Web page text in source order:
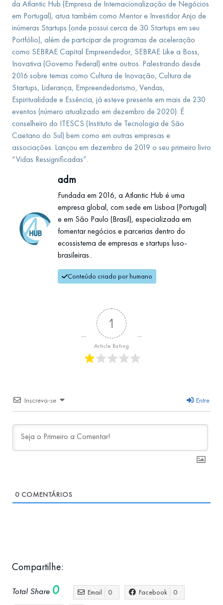
da Atlantic Hub (Empresa de Internacionalização de Negócios
em Portugal), atua também como Mentor e Investidor Anjo de
inúmeras Startups (onde possui cerca de 30 Startups em seu
Portfólio), além de participar de programas de aceleração
como SEBRAE Capital Empreendedor, SEBRAE Like a Boss,
Inovativa (Governo Federal) entre outros. Palestrando desde
2016 sobre temas como Cultura de Inovação, Cultura de
Startups, Liderança, Empreendedorismo, Vendas,
Espiritualidade e Essência, já esteve presente em mais de 230
eventos (número atualizado em dezembro de 2020). É
conselheiro do ITESCS (Instituto de Tecnologia de São
Caetano do Sul) bem como em outras empresas e
associações. Lançou em dezembro de 2019 o seu primeiro livro
“Vidas Ressignificadas”.
adm
Fundada em 2016, a Atlantic Hub é uma
empresa global, com sede em Lisboa (Portugal)
e em São Paulo (Brasil), especializada em
fomentar negócios e parcerias dentro do
ecossistema de empresas e startups luso-
brasileiras..
Conteúdo criado por humano
1
Article Rating
Inscreva-se Entre
0 COMENTÁRIOS
Compartilhe:
Total Share 0 Email 0 Facebook 0